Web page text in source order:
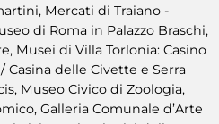
Mercati di Traiano -
di Roma in Palazzo Braschi,
Musei di Villa Torlonia: Casino
delle Civette e Serra
Museo Civico di Zoologia,
Galleria Comunale d’Arte